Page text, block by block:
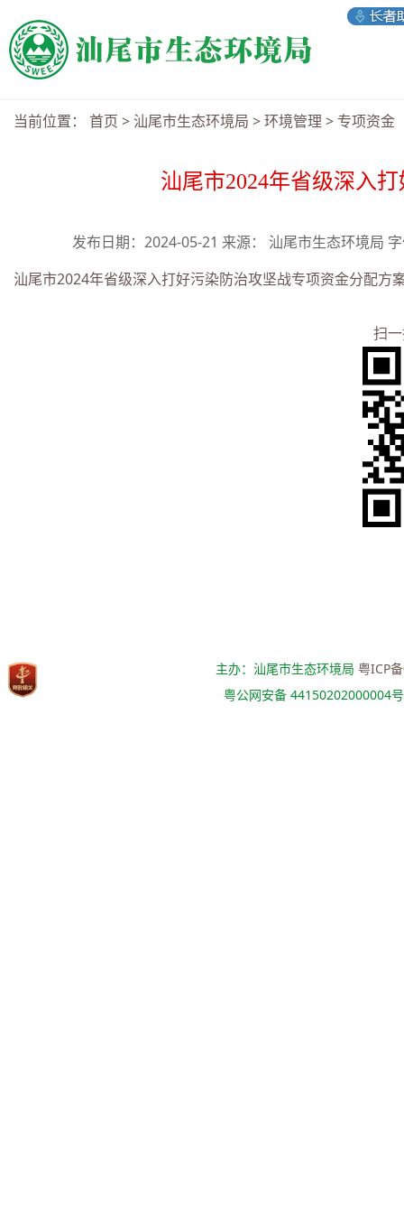
当前位置： 首页 > 汕尾市生态环境局 >环境管理 > 专项资金
汕尾市2024年省级深入
发布日期：2024-05-21 来源： 汕尾市生态环境局
汕尾市2024年省级深入打好污染防治攻坚战专项资金分配方
扫
主办：汕尾市生态环境局粤ICP
粤公网安备 44150202000004号